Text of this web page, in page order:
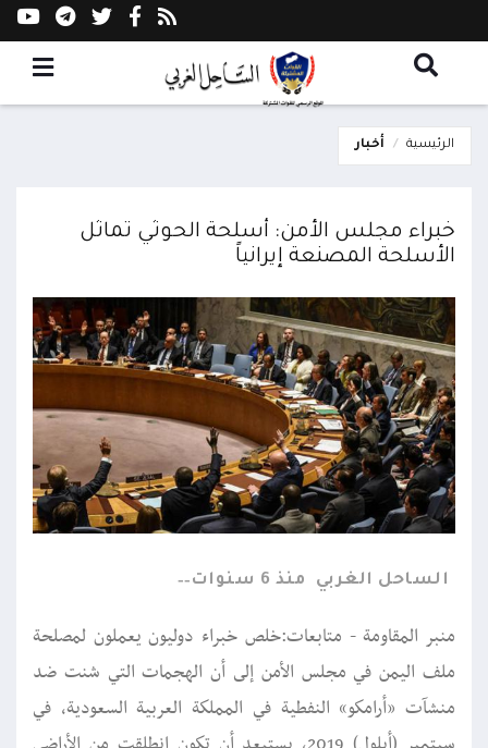
الرئيسية أخبار
خبراء مجلس الأمن: أسلحة الحوثي تماثل
الأسلحة المصنعة إيرانياً
الساحل الغربي منذ 6 سنوات
منبر المقاومة - متابعات:خلص خبراء دوليون يعملون لمصلحة
ملف اليمن في مجلس الأمن إلى أن الهجمات التي شنت ضد
منشآت «أرامكو» النفطية في المملكة العربية السعودية، في